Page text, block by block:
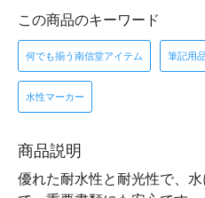
この商品のキーワード
何でも揃う南信堂アイテム 筆記用
水性マーカー
商品説明
優れた耐水性と耐光性で、